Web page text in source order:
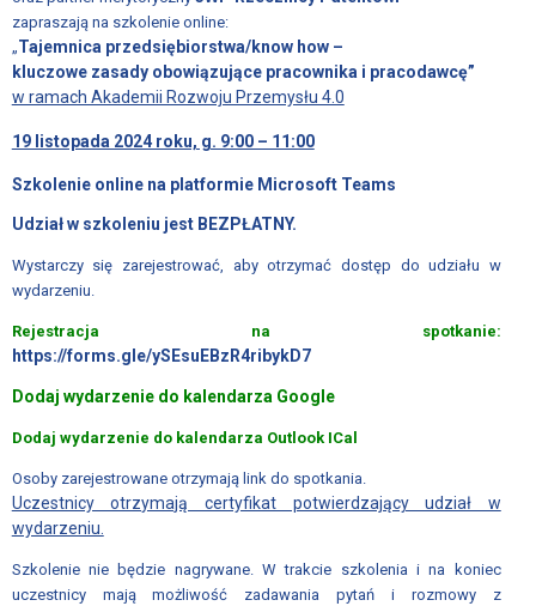
RADA
ZWIĄZKU
CZŁONKOWIE
ZWIĄZKU
FIRM
CZŁONKOWSKICH
WSTĄPIĆ
DO
ZWIĄZKU
DOKUMENTY
APLIKACYJNE
UCHWAŁA
SKŁADKACH
zapraszają na szkolenie online:
„Tajemnica przedsiębiorstwa/know how –
kluczowe zasady obowiązujące pracownika i pracodawcę”
w ramach Akademii Rozwoju Przemysłu 4.0
19 listopada 2024 roku, g. 9:00 – 11:00
Szkolenie online na platformie Microsoft Teams
Udział w szkoleniu jest BEZPŁATNY.
Wystarczy się zarejestrować, aby otrzymać dostęp do udziału w
wydarzeniu.
Rejestracja na spotkanie:
https://forms.gle/ySEsuEBzR4ribykD7
Dodaj wydarzenie do kalendarza Google
Dodaj wydarzenie do kalendarza Outlook ICal
Osoby zarejestrowane otrzymają link do spotkania.
Uczestnicy otrzymają certyfikat potwierdzający udział w
wydarzeniu.
Szkolenie nie będzie nagrywane. W trakcie szkolenia i na koniec
uczestnicy mają możliwość zadawania pytań i rozmowy z